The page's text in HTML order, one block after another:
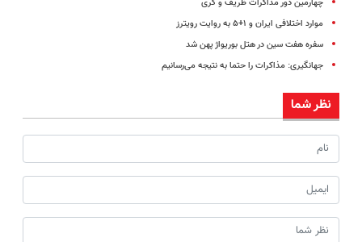
چهارمین دور مذاکرات ظریف و کری
موارد اختلافی ایران و ۱+۵ به روایت رویترز
سفره هفت سین در هتل بوریواژ پهن شد
جهانگیری: مذاکرات را حتما به نتیجه می‌رسانیم
نظر شما